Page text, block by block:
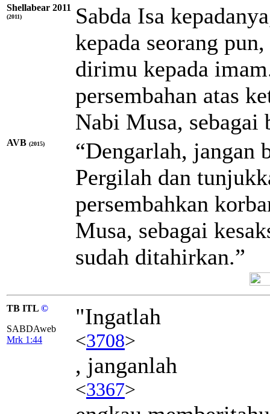
Shellabear 2011
(2011)
Sabda Isa
kepada seorang
dirimu kepada
persembahan atas
Nabi Musa,
AVB (2015)
“Dengarlah, jangan
Pergilah dan
persembahkan
Musa, sebagai
sudah ditahirkan.”
TB ITL ©
SABDAweb
Mrk 1:44
"Ingatlah
<3708>
, janganlah
<3367>